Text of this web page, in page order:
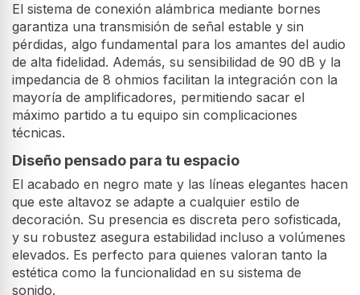
El sistema de conexión alámbrica mediante bornes
garantiza una transmisión de señal estable y sin
pérdidas, algo fundamental para los amantes del audio
de alta fidelidad. Además, su sensibilidad de 90 dB y la
impedancia de 8 ohmios facilitan la integración con la
mayoría de amplificadores, permitiendo sacar el
máximo partido a tu equipo sin complicaciones
técnicas.
Diseño pensado para tu espacio
El acabado en negro mate y las líneas elegantes hacen
que este altavoz se adapte a cualquier estilo de
decoración. Su presencia es discreta pero sofisticada,
y su robustez asegura estabilidad incluso a volúmenes
elevados. Es perfecto para quienes valoran tanto la
estética como la funcionalidad en su sistema de
sonido.